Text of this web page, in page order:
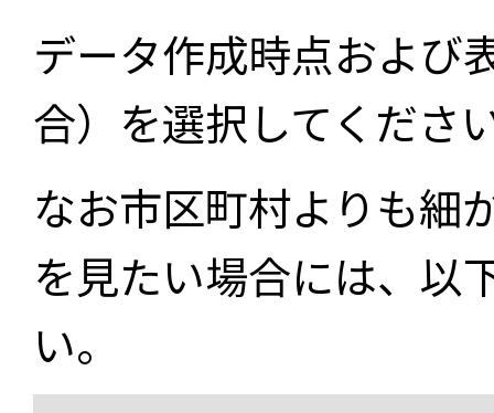
データ作成時点および
合）を選択してくださ
なお市区町村よりも細
を見たい場合には、以
い。